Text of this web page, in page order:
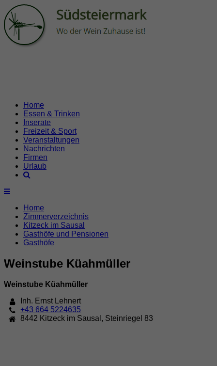
Home
Essen & Trinken
Inserate
Freizeit & Sport
Veranstaltungen
Nachrichten
Firmen
Urlaub
Home
Zimmerverzeichnis
Kitzeck im Sausal
Gasthöfe und Pensionen
Gasthöfe
Weinstube Küahmüller
Weinstube Küahmüller
Inh. Ernst Lehnert
+43 664 5224635
8442 Kitzeck im Sausal , Steinriegel 83